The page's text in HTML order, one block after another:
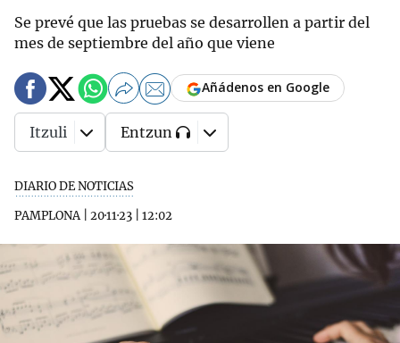
Se prevé que las pruebas se desarrollen a partir del
mes de septiembre del año que viene
DIARIO DE NOTICIAS
PAMPLONA| 20·11·23 12:02
Añádenos en Google
Itzuli Entzun